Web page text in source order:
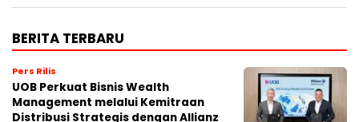
BERITA TERBARU
Pers Rilis
UOB Perkuat Bisnis Wealth
Management melalui Kemitraan
Distribusi Strategis dengan Allianz